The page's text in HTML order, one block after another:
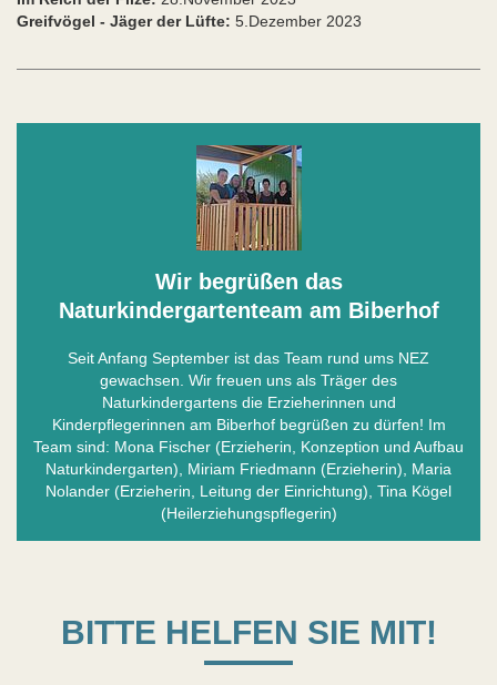
Greifvögel - Jäger der Lüfte: 5.Dezember 2023
Wir begrüßen das
Naturkindergartenteam am Biberhof
Seit Anfang September ist das Team rund ums NEZ
gewachsen. Wir freuen uns als Träger des
Naturkindergartens die Erzieherinnen und
Kinderpflegerinnen am Biberhof begrüßen zu dürfen! Im
Team sind: Mona Fischer (Erzieherin, Konzeption und Aufbau
Naturkindergarten), Miriam Friedmann (Erzieherin), Maria
Nolander (Erzieherin, Leitung der Einrichtung), Tina Kögel
(Heilerziehungspflegerin)
BITTE HELFEN SIE MIT!